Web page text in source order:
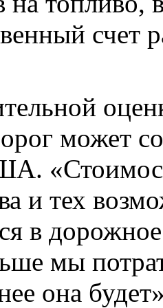
счет
может
и тех
в
мы
она